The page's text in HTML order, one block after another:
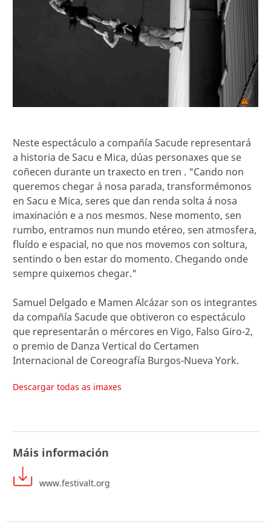
Neste espectáculo a compañía Sacude representará
a historia de Sacu e Mica, dúas personaxes que se
coñecen durante un traxecto en tren . "Cando non
queremos chegar á nosa parada, transformémonos
en Sacu e Mica, seres que dan renda solta á nosa
imaxinación e a nos mesmos. Nese momento, sen
rumbo, entramos nun mundo etéreo, sen atmosfera,
fluído e espacial, no que nos movemos con soltura,
sentindo o ben estar do momento. Chegando onde
sempre quixemos chegar."
Samuel Delgado e Mamen Alcázar son os integrantes
da compañía Sacude que obtiveron co espectáculo
que representarán o mércores en Vigo, Falso Giro-2,
o premio de Danza Vertical do Certamen
Internacional de Coreografía Burgos-Nueva York.
Descargar todas as imaxes
Máis información
www.festivalt.org